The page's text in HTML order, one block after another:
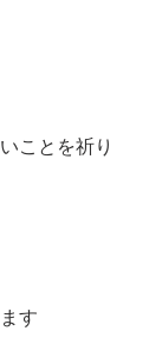
ことを祈り
す